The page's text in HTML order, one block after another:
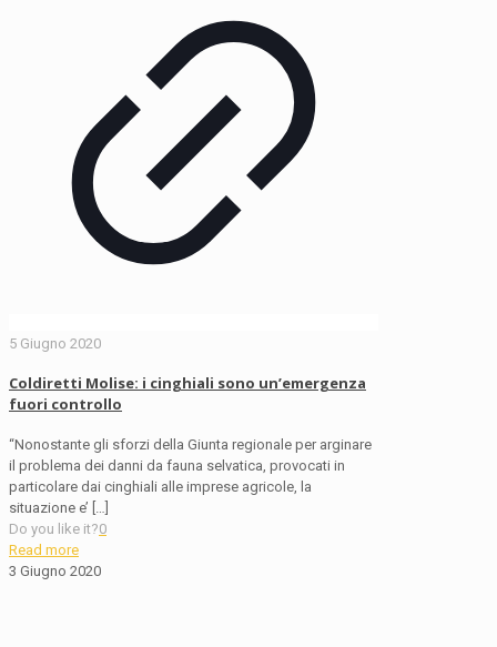
5 Giugno 2020
Coldiretti Molise: i cinghiali sono un’emergenza
fuori controllo
“Nonostante gli sforzi della Giunta regionale per arginare
il problema dei danni da fauna selvatica, provocati in
particolare dai cinghiali alle imprese agricole, la
situazione e’ […]
Do you like it?0
Read more
3 Giugno 2020